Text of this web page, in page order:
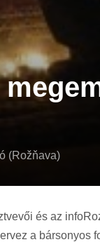
(Rožňava)
és az
a bársonyos